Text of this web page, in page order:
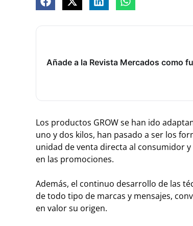
Añade a la Revista Mercados como
Los productos GROW se han ido
uno y dos kilos, han pasado a ser los
unidad de venta directa al consumidor
en las promociones.
Además, el continuo desarrollo de las
de todo tipo de marcas y mensajes,
en valor su origen.